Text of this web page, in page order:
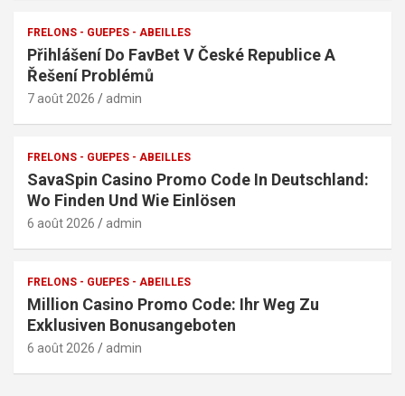
FRELONS - GUEPES - ABEILLES
Přihlášení Do FavBet V České Republice A
Řešení Problémů
7 août 2026 admin
FRELONS - GUEPES - ABEILLES
SavaSpin Casino Promo Code In Deutschland:
Wo Finden Und Wie Einlösen
6 août 2026 admin
FRELONS - GUEPES - ABEILLES
Million Casino Promo Code: Ihr Weg Zu
Exklusiven Bonusangeboten
6 août 2026 admin